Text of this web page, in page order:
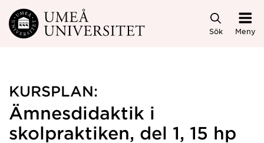
Hoppa direkt till innehållet
Sök Meny
KURSPLAN:
Ämnesdidaktik i
skolpraktiken, del 1, 15 hp